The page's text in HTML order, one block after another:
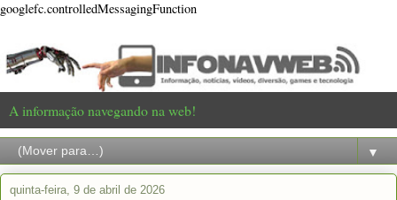
googlefc.controlledMessagingFunction
A informação navegando na web!
▼
quinta-feira, 9 de abril de 2026